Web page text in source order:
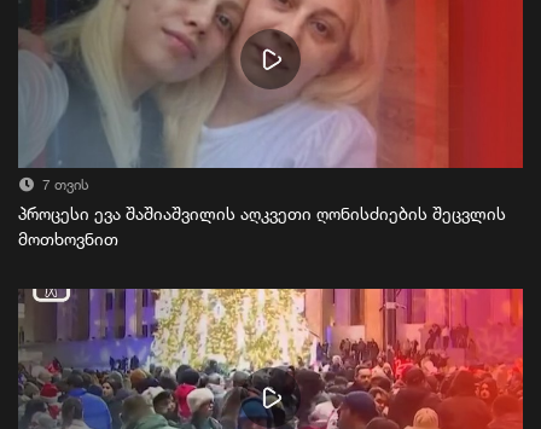
7 თვის
პროცესი ევა შაშიაშვილის აღკვეთი ღონისძიების შეცვლის
მოთხოვნით